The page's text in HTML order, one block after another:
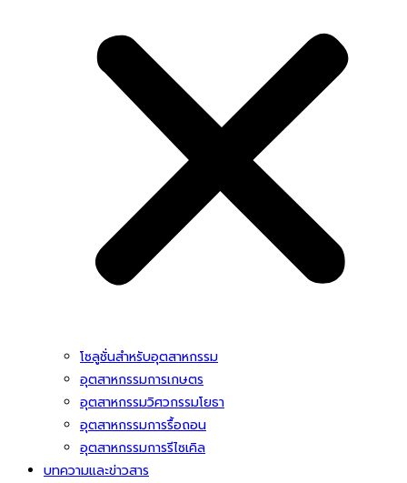
โซลูชั่นสําหรับอุตสาหกรรม
อุตสาหกรรมการเกษตร
อุตสาหกรรมวิศวกรรมโยธา
อุตสาหกรรมการรื้อถอน
อุตสาหกรรมการรีไซเคิล
บทความและข่าวสาร